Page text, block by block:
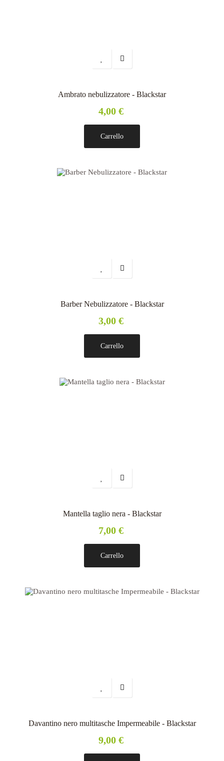
Ambrato nebulizzatore - Blackstar
4,00 €
Carrello
Barber Nebulizzatore - Blackstar
3,00 €
Carrello
Mantella taglio nera - Blackstar
7,00 €
Carrello
Davantino nero multitasche Impermeabile - Blackstar
9,00 €